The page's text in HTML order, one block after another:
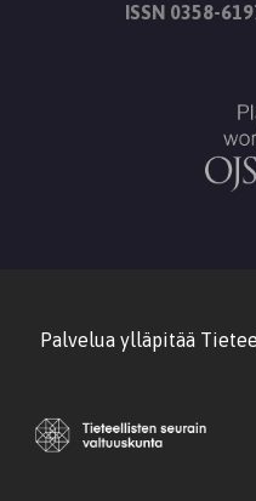
ISSN 0358-
Palvelua ylläpitää